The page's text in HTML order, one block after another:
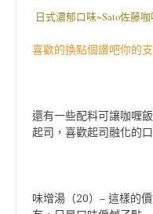
日式濃郁口味~Sato佐藤咖
喜歡的換點個讚吧你的
還有一些配料可讓咖喱
起司，喜歡起司融化的
味增湯（20） – 這樣的